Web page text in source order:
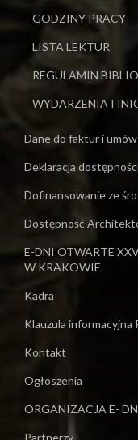
GODZINY PRACY
LISTA LEKTUR
REGULAMIN
WYDARZENIA I
Dane do faktur i
Deklaracja
Dofinansowanie ze
Dostępność
E-DNI OTWARTE
W KRAKOWIE
Kadra
Klauzula informacyjna
Kontakt
Ogłoszenia
ORGANIZACJA E-